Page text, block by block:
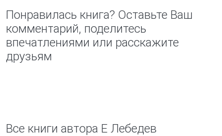
Понравилась книга? Оставьте Ваш
комментарий, поделитесь
впечатлениями или расскажите
друзьям
Все книги автора Е Лебедев